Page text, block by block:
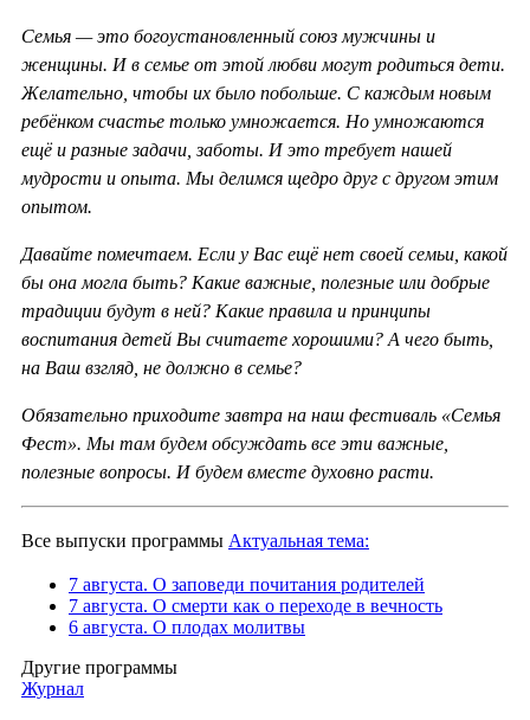
Семья — это богоустановленный союз мужчины и
женщины. И в семье от этой любви могут родиться дети.
Желательно, чтобы их было побольше. С каждым новым
ребёнком счастье только умножается. Но умножаются
ещё и разные задачи, заботы. И это требует нашей
мудрости и опыта. Мы делимся щедро друг с другом этим
опытом.
Давайте помечтаем. Если у Вас ещё нет своей семьи, какой
бы она могла быть? Какие важные, полезные или добрые
традиции будут в ней? Какие правила и принципы
воспитания детей Вы считаете хорошими? А чего быть,
на Ваш взгляд, не должно в семье?
Обязательно приходите завтра на наш фестиваль «Семья
Фест». Мы там будем обсуждать все эти важные,
полезные вопросы. И будем вместе духовно расти.
Все выпуски программы Актуальная тема:
7 августа. О заповеди почитания родителей
7 августа. О смерти как о переходе в вечность
6 августа. О плодах молитвы
Другие программы
Журнал